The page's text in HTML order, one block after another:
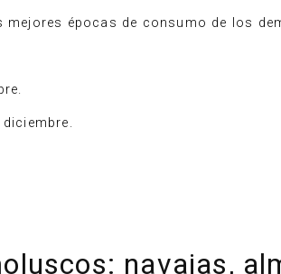
épocas de consumo de los
navajas,